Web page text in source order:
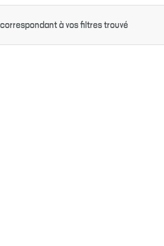
à vos filtres trouvé